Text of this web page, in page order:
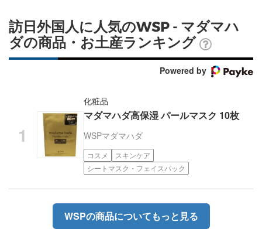
訪日外国人に人気のWSP - マダマハ
ダの商品・お土産ランキング
Powered by
化粧品
マダマハダ高保湿 パールマスク 10枚
WSPマダマハダ
コスメ
スキンケア
シートマスク・フェイスパック
WSPの商品についてもっと見る